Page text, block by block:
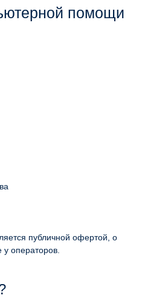
помощи
публичной офертой, о
у операторов.